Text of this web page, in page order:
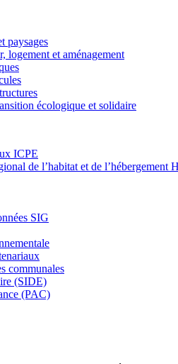
paysages
logement et aménagement
écologique et solidaire
ICPE
de l’habitat et de l’hébergement
SIG
communales
(SIDE)
(PAC)